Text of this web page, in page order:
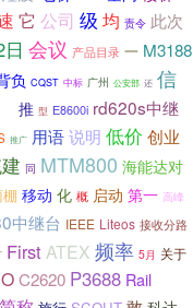
它 公司 级 均 责令 此次
会议 产品目录 一 M3188
负 CQST 中标 广州 公安部 还 信
推 型 E8600i rd620s中继
推广 用语说明 低价 创业
同 MTM800 海能达对
移动 化 概 启动 第一 高峰
中继台 IEEE Liteos 接收分路
FirstATEX 频率 5月 关于
C2620 P3688 Rail